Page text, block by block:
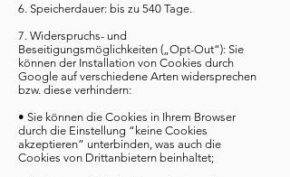
6. Speicherdauer: bis zu 540 Tage.
7. Widerspruchs- und
Beseitigungsmöglichkeiten („Opt-Out“): Sie
können der Installation von Cookies durch
Google auf verschiedene Arten widersprechen
bzw. diese verhindern:
• Sie können die Cookies in Ihrem Browser
durch die Einstellung “keine Cookies
akzeptieren” unterbinden, was auch die
Cookies von Drittanbietern beinhaltet;